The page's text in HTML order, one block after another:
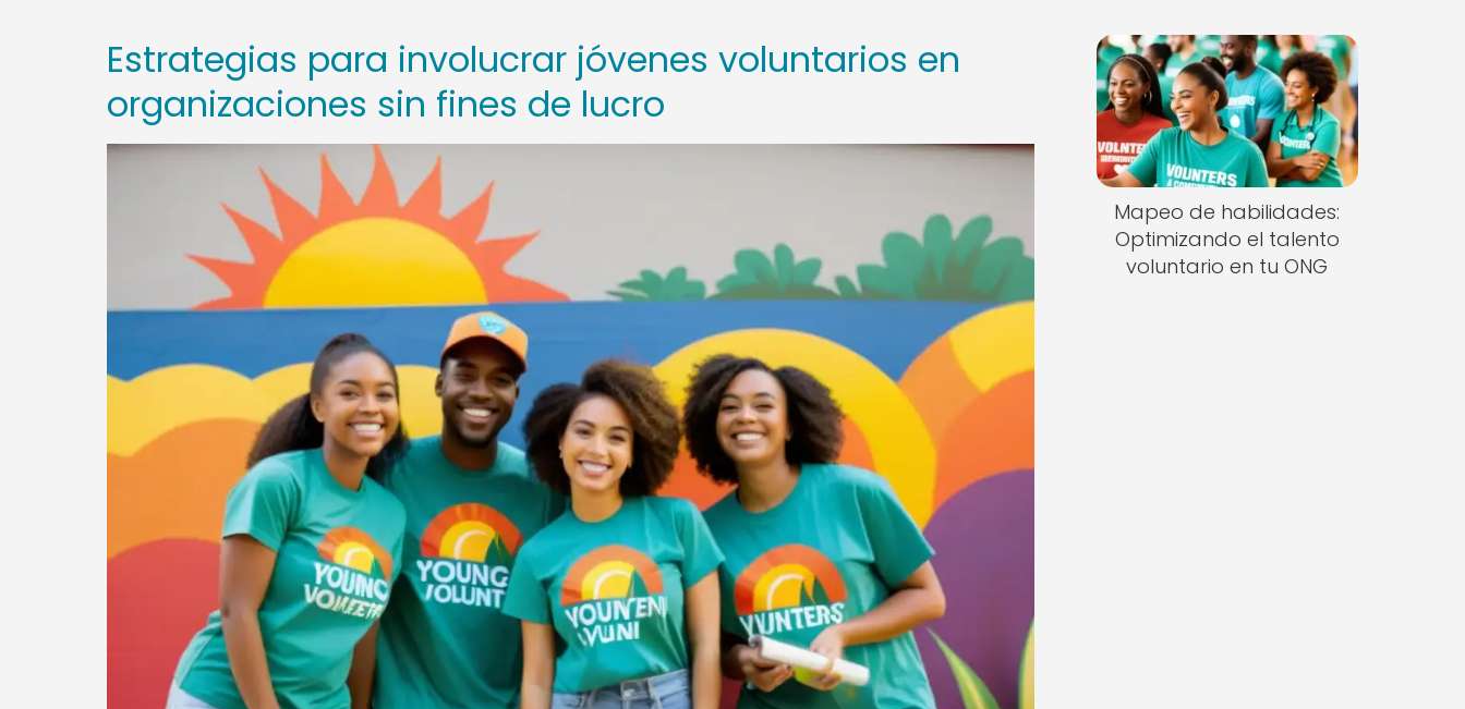
Estrategias para involucrar jóvenes voluntarios en
organizaciones sin fines de lucro
Mapeo de habilidades:
Optimizando el talento
voluntario en tu ONG